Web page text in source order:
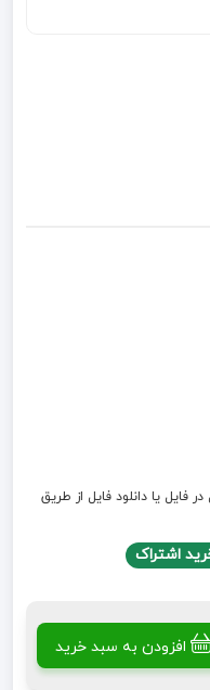
فایل یا دانلود فایل از طریق
اشتراک
افزودن به سبد خرید